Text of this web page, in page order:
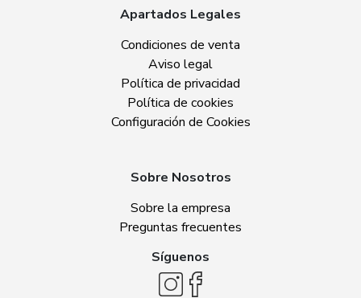
Apartados Legales
Condiciones de venta
Aviso legal
Política de privacidad
Política de cookies
Configuración de Cookies
Sobre Nosotros
Sobre la empresa
Preguntas frecuentes
Síguenos